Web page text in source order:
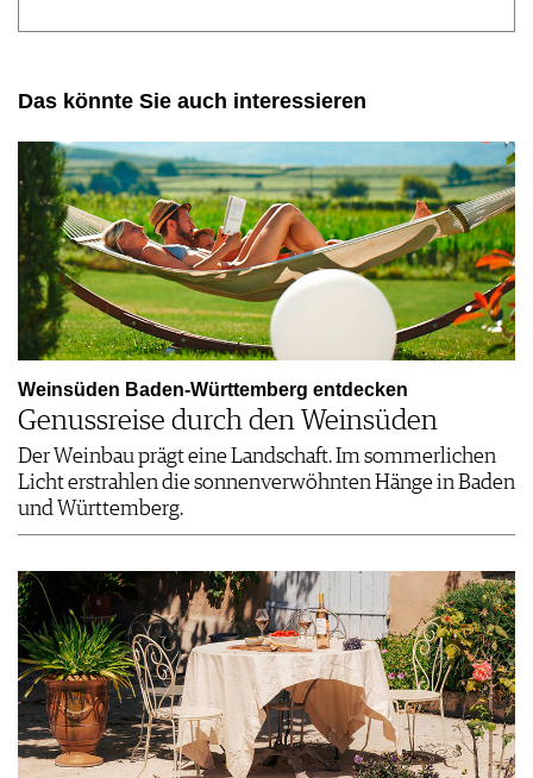
Das könnte Sie auch interessieren
Weinsüden Baden-Württemberg entdecken
Genussreise durch den Weinsüden
Der Weinbau prägt eine Landschaft. Im sommerlichen
Licht erstrahlen die sonnenverwöhnten Hänge in Baden
und Württemberg.